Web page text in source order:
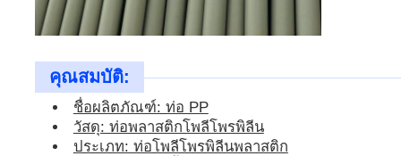
เครื่องติดต่อท่อพอลิโพรพีเลน
คุณสมบัติ:
ชื่อผลิตภัณฑ์: ท่อ PP
วัสดุ: ท่อพลาสติกโพลีโพรพิลีน
ประเภท: ท่อโพลีโพรพิลีนพลาสติก